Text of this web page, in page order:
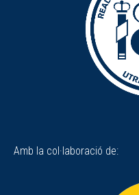
Amb la col·laboració de: